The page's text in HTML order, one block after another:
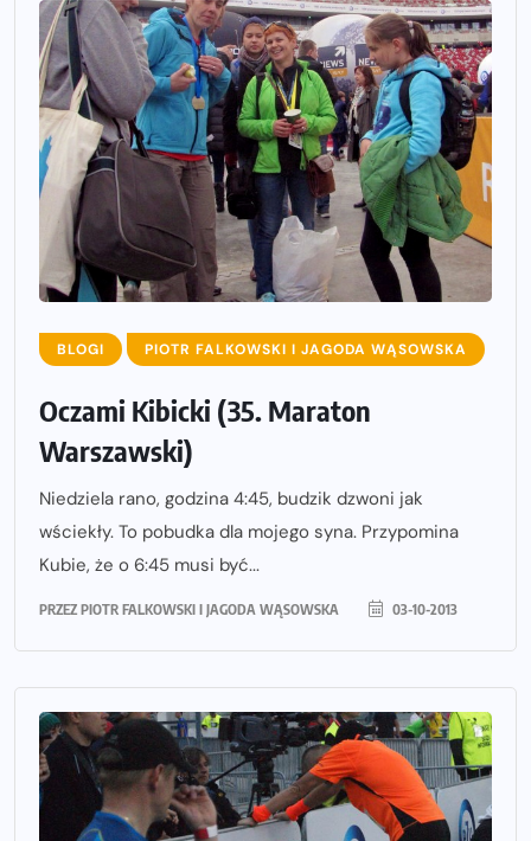
BLOGI PIOTR FALKOWSKI I JAGODA WĄSOWSKA
Oczami Kibicki (35. Maraton
Warszawski)
Niedziela rano, godzina 4:45, budzik dzwoni jak
wściekły. To pobudka dla mojego syna. Przypomina
Kubie, że o 6:45 musi być...
PRZEZ PIOTR FALKOWSKI I JAGODA WĄSOWSKA 03-10-2013